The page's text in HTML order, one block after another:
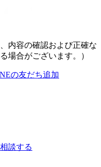
内容の確認および正確な
場合がございます。）
の友だち追加
談する